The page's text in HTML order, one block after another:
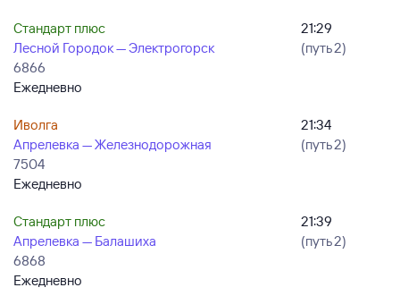
Стандарт плюс
Лесной Городок — Электрогорск
6866
Ежедневно
21:29
(путь 2)
Иволга
Апрелевка — Железнодорожная
7504
Ежедневно
21:34
(путь 2)
Стандарт плюс
Апрелевка — Балашиха
6868
Ежедневно
21:39
(путь 2)